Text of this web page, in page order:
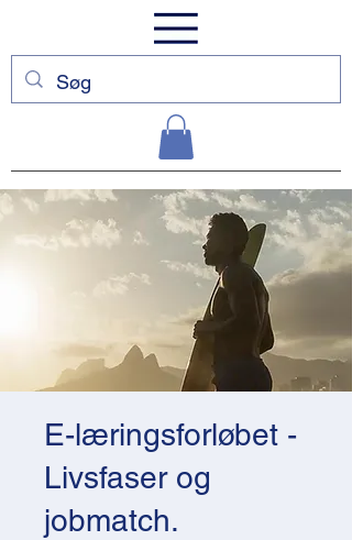
E-læringsforløbet -
Livsfaser og
jobmatch.